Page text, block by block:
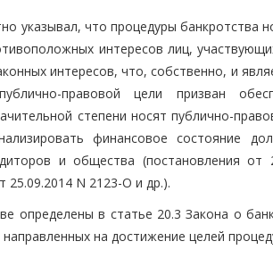
указывал, что процедуры банкротства
интересов лиц,
интересов, что, собственно, и
правовой цели призван
степени носят публично-
финансовое состояние
и общества (постановления
25.09.2014 N 2123-О и др.).
определены в статье 20.3 Закона о
на достижение целей